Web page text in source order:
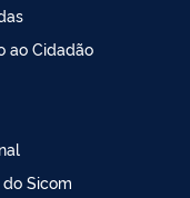
ao Cidadão
Sicom